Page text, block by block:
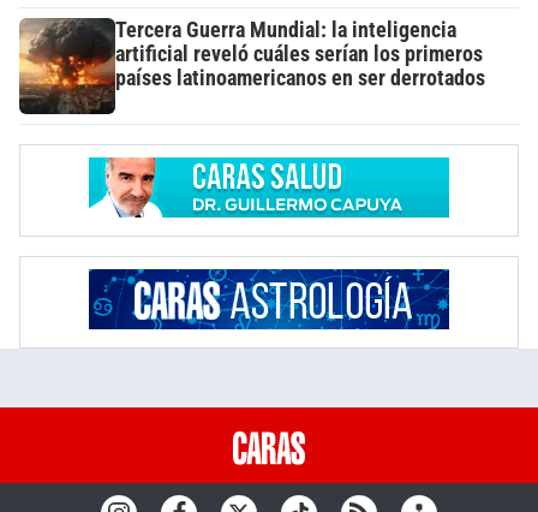
Tercera Guerra Mundial: la inteligencia
artificial reveló cuáles serían los primeros
países latinoamericanos en ser derrotados